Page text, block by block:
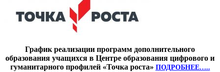
График реализации программ дополнительного
образования учащихся в Центре образования цифрового и
гуманитарного профилей «Точка роста» ПОДРОБНЕЕ…..